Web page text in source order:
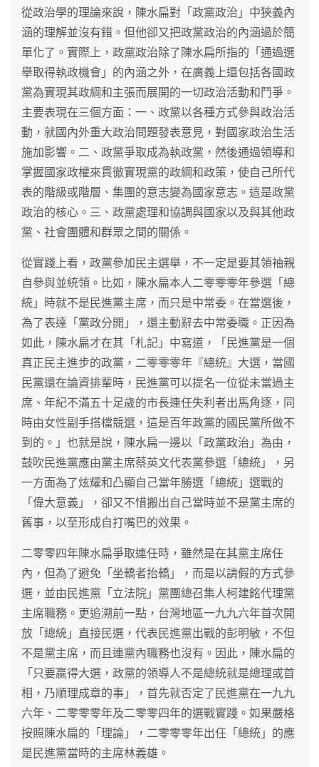
從政治學的理論來說，陳水扁對「政黨政治」中狹義內
涵的理解並沒有錯。但他卻又把政黨政治的內涵過於簡
單化了。實際上，政黨政治除了陳水扁所指的「通過選
舉取得執政機會」的內涵之外，在廣義上還包括各國政
黨為實現其政綱和主張而展開的一切政治活動和鬥爭。
主要表現在三個方面：一、政黨以各種方式參與政治活
動，就國內外重大政治問題發表意見，對國家政治生活
施加影響。二、政黨爭取成為執政黨，然後通過領導和
掌握國家政權來貫徹實現黨的政綱和政策，使自己所代
表的階級或階層、集團的意志變為國家意志。這是政黨
政治的核心。三、政黨處理和協調與國家以及與其他政
黨、社會團體和群眾之間的關係。
從實踐上看，政黨參加民主選舉，不一定是要其領袖親
自參與並統領。比如，陳水扁本人二零零零年參選「總
統」時就不是民進黨主席，而只是中常委。在當選後，
為了表達「黨政分開」，還主動辭去中常委職。正因為
如此，陳水扁才在其「札記」中寫道，「民進黨是一個
真正民主進步的政黨，二零零零年『總統』大選，當國
民黨還在論資排輩時，民進黨可以提名一位從未當過主
席、年紀不滿五十足歲的市長連任失利者出馬角逐，同
時由女性副手搭檔競選，這是百年政黨的國民黨所做不
到的。」也就是說，陳水扁一邊以「政黨政治」為由，
鼓吹民進黨應由黨主席蔡英文代表黨參選「總統」，另
一方面為了炫耀和凸顯自己當年勝選「總統」選戰的
「偉大意義」，卻又不惜搬出自己當時並不是黨主席的
舊事，以至形成自打嘴巴的效果。
二零零四年陳水扁爭取連任時，雖然是在其黨主席任
內，但為了避免「坐轎者抬轎」，而是以請假的方式參
選，並由民進黨「立法院」黨團總召集人柯建銘代理黨
主席職務。更追溯前一點，台灣地區一九九六年首次開
放「總統」直接民選，代表民進黨出戰的彭明敏，不但
不是黨主席，而且連黨內職務也沒有。因此，陳水扁的
「只要贏得大選，政黨的領導人不是總統就是總理或首
相，乃順理成章的事」，首先就否定了民進黨在一九九
六年、二零零零年及二零零四年的選戰實踐。如果嚴格
按照陳水扁的「理論」，二零零零年出任「總統」的應
是民進黨當時的主席林義雄。